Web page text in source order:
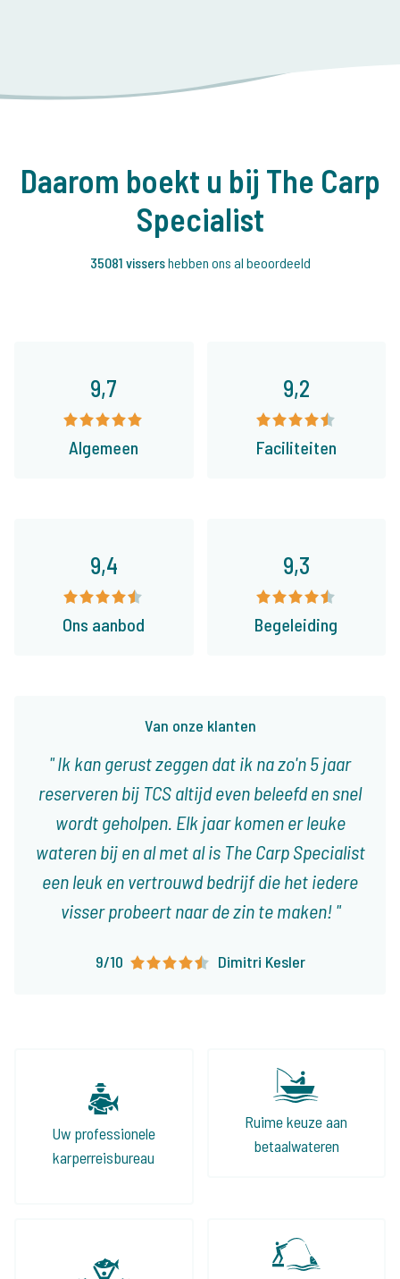
Daarom boekt u bij The Carp
Specialist
35081 vissershebben ons al beoordeeld
9,7
Algemeen
9,2
Faciliteiten
Van onze klanten
Ik kan gerust zeggen dat ik na zo'n 5 jaar
reserveren bij TCS altijd even beleefd en snel
wordt geholpen. Elk jaar komen er leuke
wateren bij en al met al is The Carp Specialist
een leuk en vertrouwd bedrijf die het iedere
visser probeert naar de zin te maken!
9/10 Dimitri Kesler
9,4
Ons aanbod
9,3
Begeleiding
Uw professionele
karperreisbureau
Ruime keuze aan
betaalwateren